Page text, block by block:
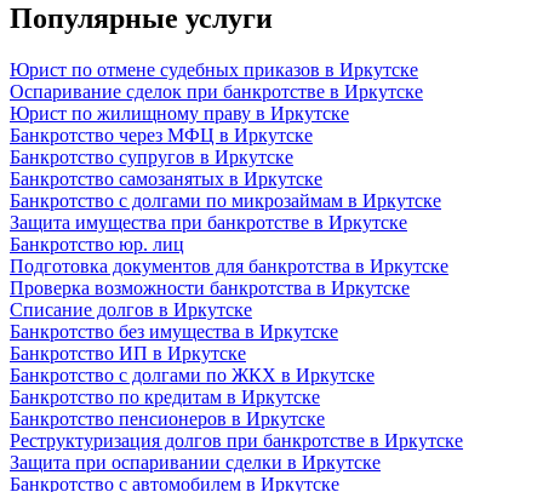
Популярные услуги
Юрист по отмене судебных приказов в Иркутске
Оспаривание сделок при банкротстве в Иркутске
Юрист по жилищному праву в Иркутске
Банкротство через МФЦ в Иркутске
Банкротство супругов в Иркутске
Банкротство самозанятых в Иркутске
Банкротство с долгами по микрозаймам в Иркутске
Защита имущества при банкротстве в Иркутске
Банкротство юр. лиц
Подготовка документов для банкротства в Иркутске
Проверка возможности банкротства в Иркутске
Списание долгов в Иркутске
Банкротство без имущества в Иркутске
Банкротство ИП в Иркутске
Банкротство с долгами по ЖКХ в Иркутске
Банкротство по кредитам в Иркутске
Банкротство пенсионеров в Иркутске
Реструктуризация долгов при банкротстве в Иркутске
Защита при оспаривании сделки в Иркутске
Банкротство с автомобилем в Иркутске